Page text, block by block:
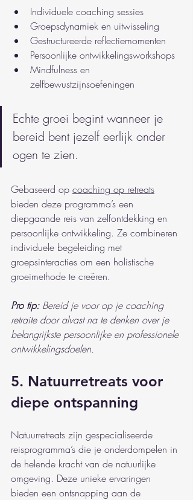
Individuele coaching sessies
Groepsdynamiek en uitwisseling
Gestructureerde reflectiemomenten
Persoonlijke ontwikkelingsworkshops
Mindfulness en
zelfbewustzijnsoefeningen
Echte groei begint wanneer je
bereid bent jezelf eerlijk onder
ogen te zien.
Gebaseerd op coaching op retreats
bieden deze programma’s een
diepgaande reis van zelfontdekking en
persoonlijke ontwikkeling. Ze combineren
individuele begeleiding met
groepsinteracties om een holistische
groeimethode te creëren.
Pro tip: Bereid je voor op je coaching
retraite door alvast na te denken over je
belangrijkste persoonlijke en professionele
ontwikkelingsdoelen.
5. Natuurretreats voor
diepe ontspanning
Natuurretreats zijn gespecialiseerde
reisprogramma’s die je onderdompelen in
de helende kracht van de natuurlijke
omgeving. Deze unieke ervaringen
bieden een ontsnapping aan de